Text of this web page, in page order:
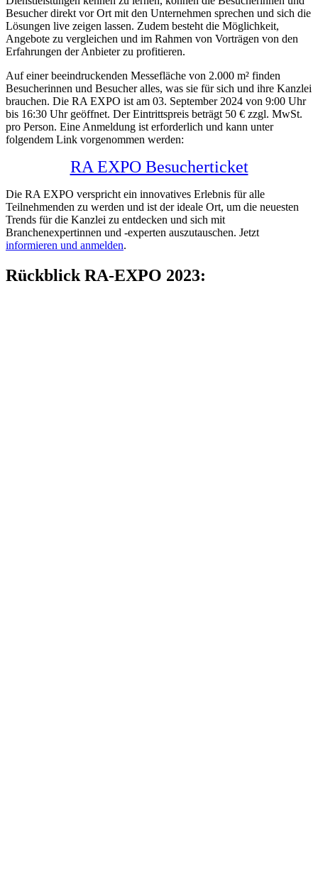
Besucher direkt vor Ort mit den Unternehmen sprechen und sich die
Lösungen live zeigen lassen. Zudem besteht die Möglichkeit,
Angebote zu vergleichen und im Rahmen von Vorträgen von den
Erfahrungen der Anbieter zu profitieren.
Auf einer beeindruckenden Messefläche von 2.000 m² finden
Besucherinnen und Besucher alles, was sie für sich und ihre Kanzlei
brauchen. Die RA EXPO ist am 03. September 2024 von 9:00 Uhr
bis 16:30 Uhr geöffnet. Der Eintrittspreis beträgt 50 € zzgl. MwSt.
pro Person. Eine Anmeldung ist erforderlich und kann unter
folgendem Link vorgenommen werden:
RA EXPO Besucherticket
Die RA EXPO verspricht ein innovatives Erlebnis für alle
Teilnehmenden zu werden und ist der ideale Ort, um die neuesten
Trends für die Kanzlei zu entdecken und sich mit
Branchenexpertinnen und -experten auszutauschen. Jetzt
informieren und anmelden.
Rückblick RA-EXPO 2023: